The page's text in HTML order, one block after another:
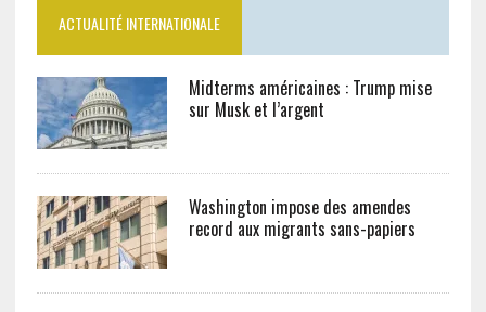
ACTUALITÉ INTERNATIONALE
Midterms américaines : Trump mise
sur Musk et l’argent
Washington impose des amendes
record aux migrants sans-papiers